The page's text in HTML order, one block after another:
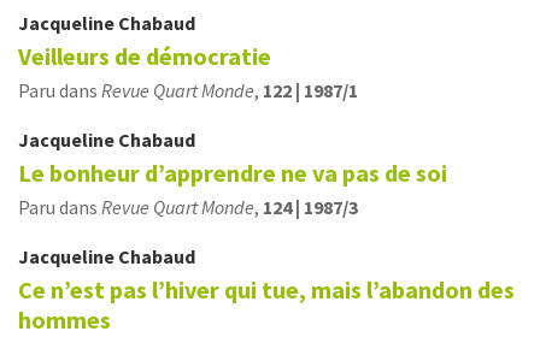
Jacqueline Chabaud
Veilleurs de démocratie
Paru dans Revue Quart Monde, 122 | 1987/1
Jacqueline Chabaud
Le bonheur d’apprendre ne va pas de soi
Paru dans Revue Quart Monde, 124 | 1987/3
Jacqueline Chabaud
Ce n’est pas l’hiver qui tue, mais l’abandon des
hommes